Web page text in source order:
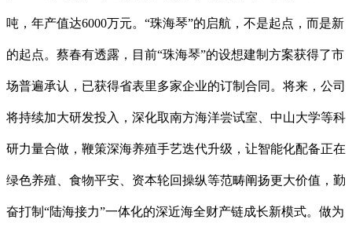
吨，年产值达6000万元。“珠海琴”的启航，不是起点，而是新
的起点。蔡春有透露，目前“珠海琴”的设想建制方案获得了市
场普遍承认，已获得省表里多家企业的订制合同。将来，公司
将持续加大研发投入，深化取南方海洋尝试室、中山大学等科
研力量合做，鞭策深海养殖手艺迭代升级，让智能化配备正在
绿色养殖、食物平安、资本轮回操纵等范畴阐扬更大价值，勤
奋打制“陆海接力”一体化的深近海全财产链成长新模式。做为